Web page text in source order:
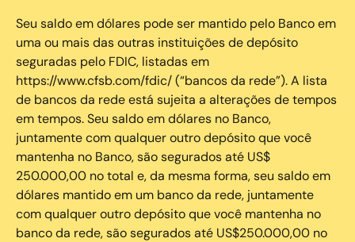
Seu saldo em dólares pode ser mantido pelo Banco em
uma ou mais das outras instituições de depósito
seguradas pelo FDIC, listadas em
https://www.cfsb.com/fdic/ (“bancos da rede”). A lista
de bancos da rede está sujeita a alterações de tempos
em tempos. Seu saldo em dólares no Banco,
juntamente com qualquer outro depósito que você
mantenha no Banco, são segurados até US$
250.000,00 no total e, da mesma forma, seu saldo em
dólares mantido em um banco da rede, juntamente
com qualquer outro depósito que você mantenha no
banco da rede, são segurados até US$250.000,00 no